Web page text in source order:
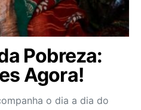
Pobreza:
Agora!
o dia a dia do